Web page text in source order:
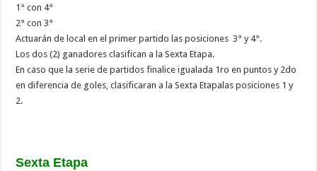
1° con 4°
2° con 3°
Actuarán de local en el primer partido las posiciones 3° y 4°.
Los dos (2) ganadores clasifican a la Sexta Etapa.
En caso que la serie de partidos finalice igualada 1ro en puntos y 2do
en diferencia de goles, clasificaran a la Sexta Etapalas posiciones 1 y
2.
Sexta Etapa